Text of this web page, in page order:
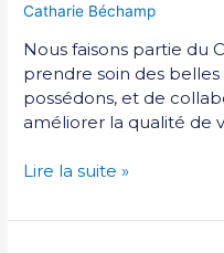
Catharie Béchamp
Nous faisons partie du
prendre soin des
possédons, et de
améliorer la qualité de
Lire la suite »